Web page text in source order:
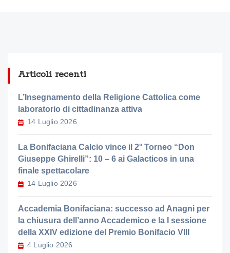
Articoli recenti
L’Insegnamento della Religione Cattolica come
laboratorio di cittadinanza attiva
14 Luglio 2026
La Bonifaciana Calcio vince il 2° Torneo “Don
Giuseppe Ghirelli”: 10 – 6 ai Galacticos in una
finale spettacolare
14 Luglio 2026
Accademia Bonifaciana: successo ad Anagni per
la chiusura dell’anno Accademico e la I sessione
della XXIV edizione del Premio Bonifacio VIII
4 Luglio 2026